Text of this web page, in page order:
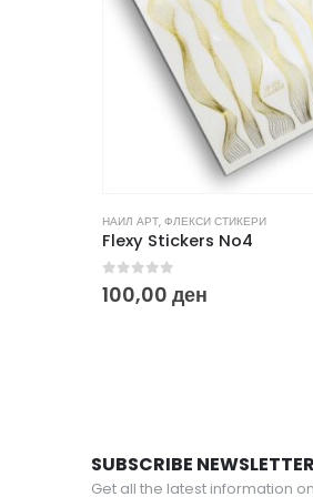
НАИЛ АРТ, ФЛЕКСИ СТИКЕРИ
Flexy Stickers No4
0out of 5
100,00 ден
SUBSCRIBE NEWSLETTER
Get all the latest information